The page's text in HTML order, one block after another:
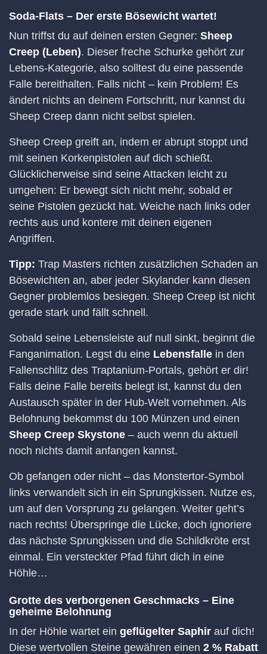
Soda-Flats – Der erste Bösewicht wartet!
Nun triffst du auf deinen ersten Gegner: Sheep
Creep (Leben). Dieser freche Schurke gehört zur
Lebens-Kategorie, also solltest du eine passende
Falle bereithalten. Falls nicht – kein Problem! Es
ändert nichts an deinem Fortschritt, nur kannst du
Sheep Creep dann nicht selbst spielen.
Sheep Creep greift an, indem er abrupt stoppt und
mit seinen Korkenpistolen auf dich schießt.
Glücklicherweise sind seine Attacken leicht zu
umgehen: Er bewegt sich nicht mehr, sobald er
seine Pistolen gezückt hat. Weiche nach links oder
rechts aus und kontere mit deinen eigenen
Angriffen.
Tipp: Trap Masters richten zusätzlichen Schaden an
Bösewichten an, aber jeder Skylander kann diesen
Gegner problemlos besiegen. Sheep Creep ist nicht
gerade stark und fällt schnell.
Sobald seine Lebensleiste auf null sinkt, beginnt die
Fanganimation. Legst du eine Lebensfalle in den
Fallenschlitz des Traptanium-Portals, gehört er dir!
Falls deine Falle bereits belegt ist, kannst du den
Austausch später in der Hub-Welt vornehmen. Als
Belohnung bekommst du 100 Münzen und einen
Sheep Creep Skystone – auch wenn du aktuell
noch nichts damit anfangen kannst.
Ob gefangen oder nicht – das Monstertor-Symbol
links verwandelt sich in ein Sprungkissen. Nutze es,
um auf den Vorsprung zu gelangen. Weiter geht’s
nach rechts! Überspringe die Lücke, doch ignoriere
das nächste Sprungkissen und die Schildkröte erst
einmal. Ein versteckter Pfad führt dich in eine
Höhle…
Grotte des verborgenen Geschmacks – Eine
geheime Belohnung
In der Höhle wartet ein geflügelter Saphir auf dich!
Diese wertvollen Steine gewähren einen 2 % Rabatt